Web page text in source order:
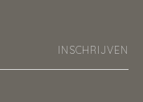
INSCHRIJVEN